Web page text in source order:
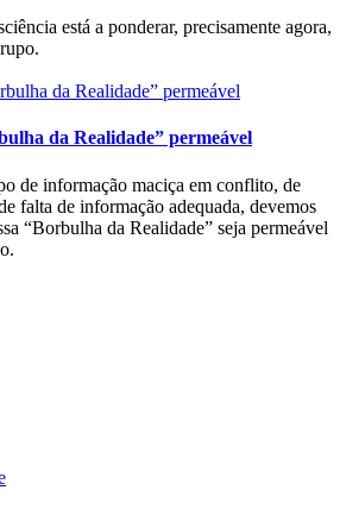
está a ponderar, precisamente agora,
da Realidade” permeável
de informação maciça em conflito, de
falta de informação adequada, devemos
“Borbulha da Realidade” seja permeável